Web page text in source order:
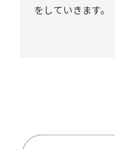
をしていきます。